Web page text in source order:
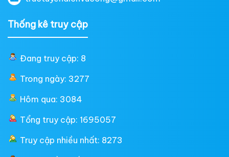
Thống kê truy cập
Đang truy cập: 8
Trong ngày: 3277
Hôm qua: 3084
Tổng truy cập: 1695057
Truy cập nhiều nhất: 8273